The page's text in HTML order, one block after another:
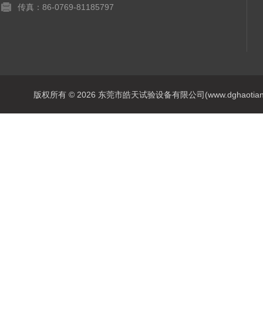
传真：86-0769-81185797
版权所有 © 2026 东莞市皓天试验设备有限公司